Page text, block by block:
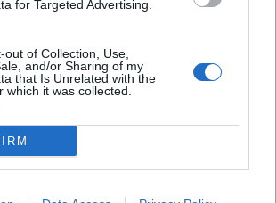
for Targeted Advertising.
out of Collection, Use,
and/or Sharing of my
that Is Unrelated with the
which it was collected.
της Agari με πληροφορίες τρίτων για
δυνατός ο έλεγχος της αυθεντικότητας των
ταχυδρομείου του οργανισμού
των μη εξουσιοδοτημένων μηνυμάτων από
πελάτες σας. Αυτό επιτυγχάνεται με τη χρήση
το οποίο σταματά το phishing
διαδικασία αυθεντικοποίησης των
ταχυδρομείου για τη προστασία των
τη διατήρηση της ταυτότητας
σας και τη βελτίωση της ψηφιακής